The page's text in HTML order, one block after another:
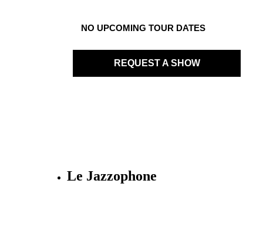
NO UPCOMING TOUR DATES
REQUEST A SHOW
Le Jazzophone